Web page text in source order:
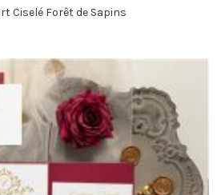
Ciselé Forêt de Sapins